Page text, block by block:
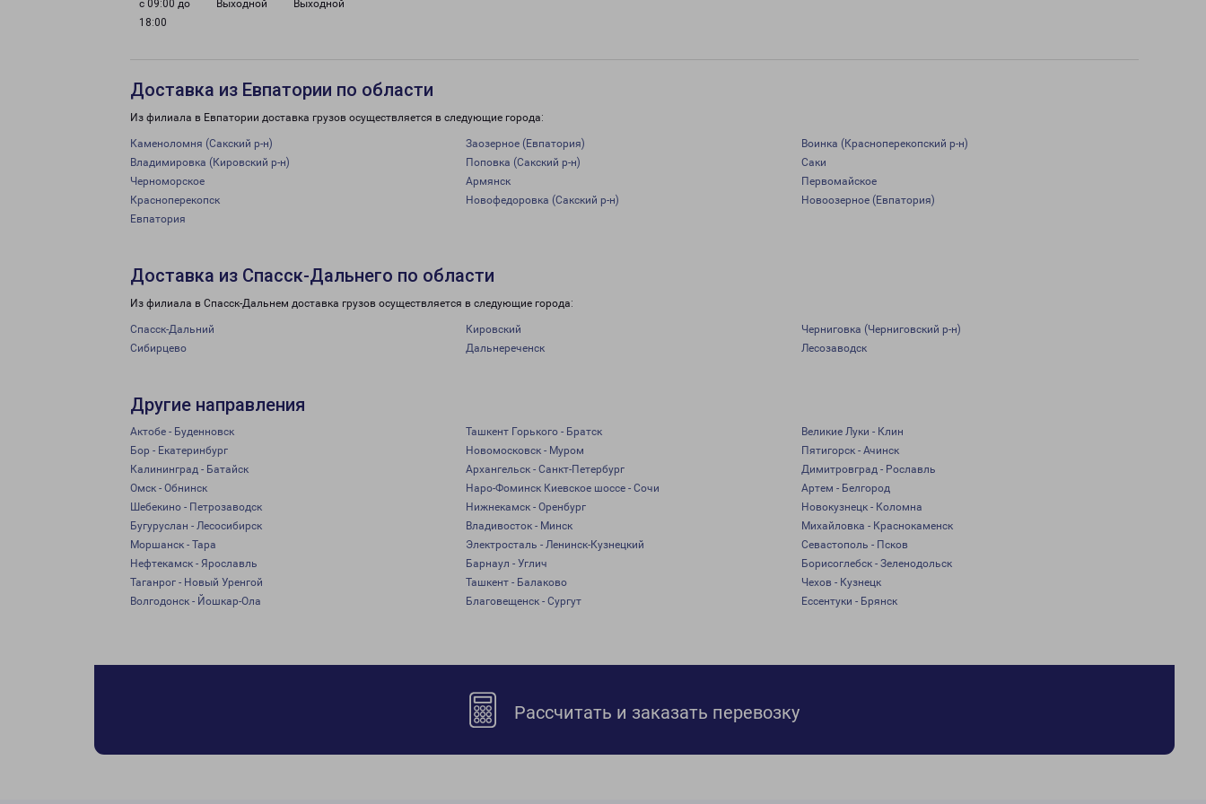
с 09:00 до
18:00
Выходной Выходной
Доставка из Евпатории по области
Из филиала в Евпатории доставка грузов осуществляется в следующие города:
Каменоломня (Сакский р-н) Заозерное (Евпатория)
Воинка (Красноперекопский р-н)
Владимировка (Кировский р-н)
Поповка (Сакский р-н)
Саки
Черноморское
Армянск
Первомайское
Красноперекопск
Новофедоровка (Сакский р-н)
Новоозерное (Евпатория)
Евпатория
Доставка из Спасск-Дальнего по области
Из филиала в Спасск-Дальнем доставка грузов осуществляется в следующие города:
Спасск-Дальний Кировский
Черниговка (Черниговский р-н)
Сибирцево
Дальнереченск Лесозаводск
Другие направления
Актобе - Буденновск Ташкент Горького - Братск
Великие Луки - Клин
Бор - Екатеринбург
Новомосковск - Муром
Пятигорск - Ачинск
Калининград - Батайск
Архангельск - Санкт-Петербург
Димитровград - Рославль
Омск - Обнинск
Наро-Фоминск Киевское шоссе - Сочи
Артем - Белгород
Шебекино - Петрозаводск
Нижнекамск - Оренбург
Новокузнецк - Коломна
Бугуруслан - Лесосибирск
Владивосток - Минск
Михайловка - Краснокаменск
Моршанск - Тара
Электросталь - Ленинск-Кузнецкий
Севастополь - Псков
Нефтекамск - Ярославль
Барнаул - Углич
Борисоглебск - Зеленодольск
Таганрог - Новый Уренгой
Ташкент - Балаково
Чехов - Кузнецк
Волгодонск - Йошкар-Ола
Благовещенск - Сургут Ессентуки - Брянск
Рассчитать и заказать перевозку